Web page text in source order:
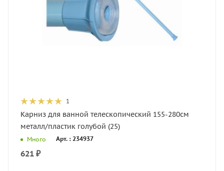
1
Карниз для ванной телескопический 155-280см
металл/пластик голубой (25)
Много Арт. : 234937
621 ₽